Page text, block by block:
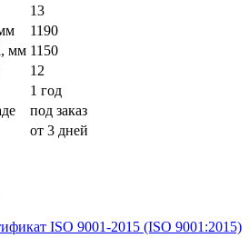
13
1190
мм 1150
12
1 год
под заказ
от 3 дней
ISO 9001-2015 (ISO 9001:2015)